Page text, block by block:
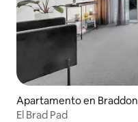
Apartamento en Braddon
El Brad Pad